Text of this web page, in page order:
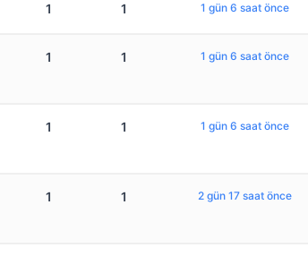
1 1 1 gün 6 saat önce
1 1 1 gün 6 saat önce
1 1 1 gün 6 saat önce
1 1 2 gün 17 saat önce